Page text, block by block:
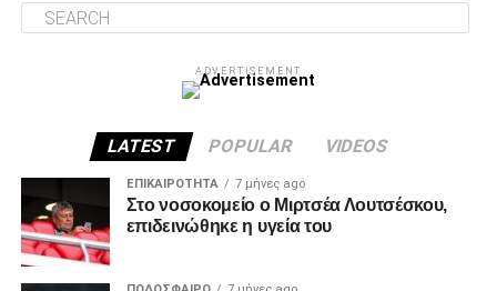
στήριξη παραμείνατε 15μελες μετά την παραίτηση
Για εμάς δεν έχει αλλάξει κάτι, οι λόγοι της στήριξης μας
1. Ανεξάρτητος ΑΣ και μελλοντικά αυτάρκης,
ADVERTISEMENT
LATEST POPULAR VIDEOS
ΕΠΙΚΑΙΡΌΤΗΤΑ 7 μήνες ago
Στο νοσοκομείο ο Μιρτσέα Λουτσέσκου,
επιδεινώθηκε η υγεία του